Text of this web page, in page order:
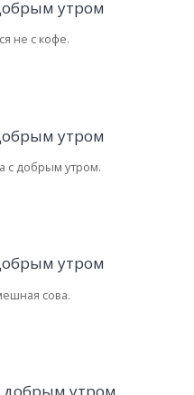
не с кофе.
с добрым утром.
сова.